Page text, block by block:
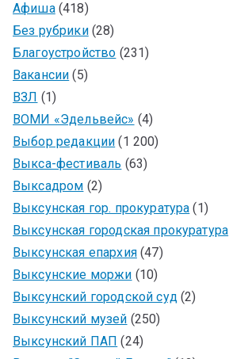
Афиша(418)
Без рубрики(28)
Благоустройство (231)
Вакансии (5)
ВЗЛ (1)
ВОМИ «Эдельвейс» (4)
Выбор редакции (1 200)
Выкса-фестиваль (63)
Выксадром (2)
Выксунская гор. прокуратура (1)
Выксунская городская прокуратура
Выксунская епархия(47)
Выксунские моржи (10)
Выксунский городской суд(2)
Выксунский музей (250)
Выксунский ПАП (24)